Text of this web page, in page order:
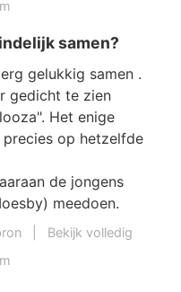
samen?
gelukkig samen .
gedicht te zien
Het enige
op hetzelfde
de jongens
meedoen.
Bekijk volledig